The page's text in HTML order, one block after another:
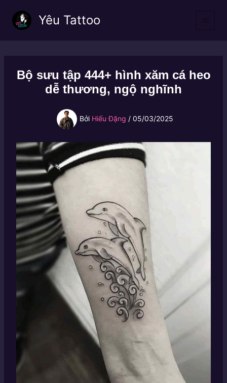
Yêu Tattoo
Bộ sưu tập 444+ hình xăm cá heo
dễ thương, ngộ nghĩnh
Bởi Hiếu Đặng / 05/03/2025